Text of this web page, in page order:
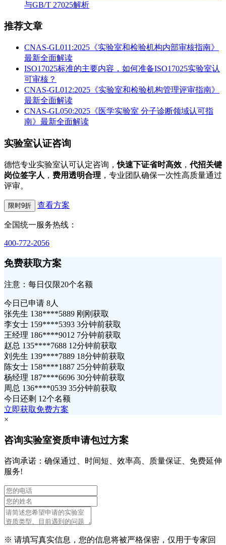
与GB/T 27025解析
推荐文章
CNAS-GL011:2025《实验室和检验机构内部审核指南》
最新全面解读
ISO17025标准的主要内容，如何准备ISO17025实验室认
可审核？
CNAS-GL012:2025《实验室和检验机构管理评审指南》
最新全面解读
CNAS-GL050:2025《医学实验室 分子诊断领域认可指
南》最新全面解读
实验室认证咨询
德恺专业实验室认可认定咨询，快速下证省时高效 ，代招关键
岗位签字人 ， 费用透明合理 ，专业团队确保一次性高质量通过
评审。
限时9折 查看方案
全国统一服务热线：
400-772-2056
免费获取方案
注意：每日仅限20个名额
今日已申请 8人
张先生 138****5889 刚刚获取
李女士 159****5393 3分钟前获取
王经理 186****9012 7分钟前获取
赵总 135****7688 12分钟前获取
刘先生 139****7889 18分钟前获取
陈女士 158****1887 25分钟前获取
杨经理 187****6696 30分钟前获取
周总 136****0539 35分钟前获取
今日还剩 12个名额
立即获取免费方案
×
咨询实验室资质申请包过方案
咨询承诺：确保通过、时间短、效率高、质量保证、免费延伸
服务!
※ 请填写真实信息，您的信息将被严格保密，仅用于专家回